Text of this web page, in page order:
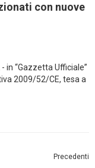
con nuove
in “Gazzetta Ufficiale”
2009/52/CE, tesa a
Precedenti